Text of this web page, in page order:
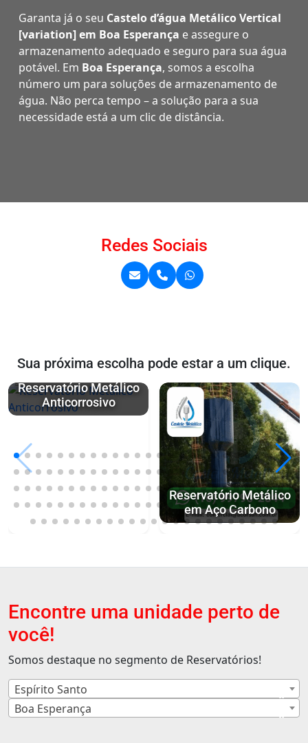
Garanta já o seu Castelo d’água Metálico Vertical
[variation] em Boa Esperança e assegure o
armazenamento adequado e seguro para sua água
potável. Em Boa Esperança, somos a escolha
número um para soluções de armazenamento de
água. Não perca tempo – a solução para a sua
necessidade está a um clic de distância.
Redes Sociais
Sua próxima escolha pode estar a um clique.
Reservatório Metálico
Anticorrosivo
Reservatório Metálico
em Aço Carbono
Encontre uma unidade perto de
você!
Somos destaque no segmento de Reservatórios!
×
Espírito Santo
×
Boa Esperança